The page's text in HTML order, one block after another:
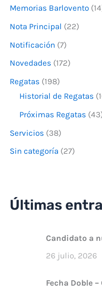
r
:
Memorias Barlovento
Nota Principal (22)
Notificación (7)
Novedades (172)
Regatas (198)
Historial de Regatas
Próximas Regatas
Servicios (38)
Sin categoría (27)
Últimas
Candidato a
26 julio, 2026
Fecha Doble